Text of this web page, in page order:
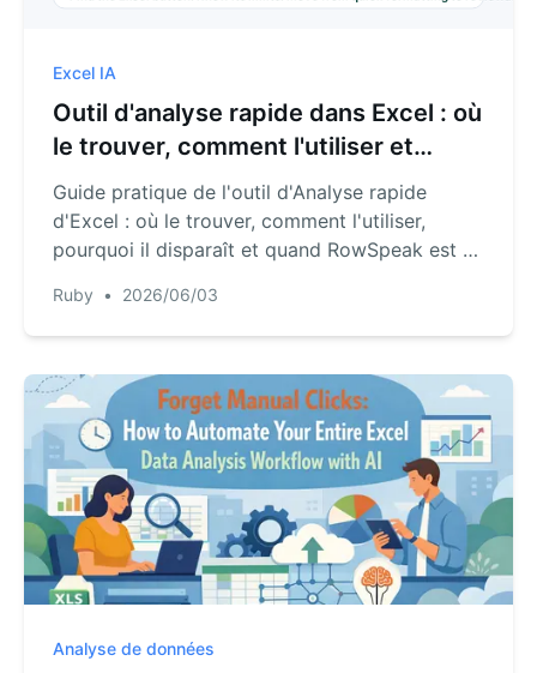
Excel IA
Outil d'analyse rapide dans Excel : où
le trouver, comment l'utiliser et
quand privilégier l'IA
Guide pratique de l'outil d'Analyse rapide
d'Excel : où le trouver, comment l'utiliser,
pourquoi il disparaît et quand RowSpeak est un
Ruby • 2026/06/03
Analyse de données